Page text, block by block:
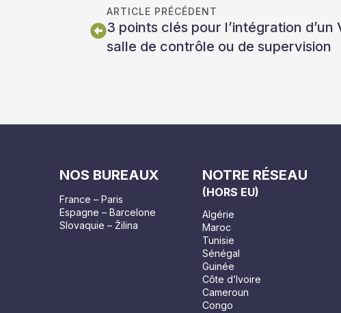
ARTICLE PRÉCÉDENT
3 points clés pour l’intégration d’un
salle de contrôle ou de supervision
NOS BUREAUX
France – Paris
Espagne – Barcelone
Slovaquie – Žilina
NOTRE RÉSEAU
(HORS EU)
Algérie
Maroc
Tunisie
Sénégal
Guinée
Côte d’Ivoire
Cameroun
Congo